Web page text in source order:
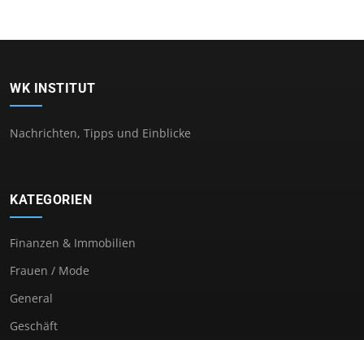
WK INSTITUT
Nachrichten, Tipps und Einblicke
KATEGORIEN
Finanzen & Immobilien
Frauen / Mode
General
Geschäft